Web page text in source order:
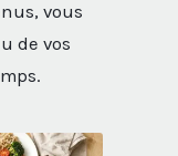
vous
de vos